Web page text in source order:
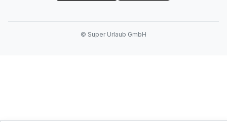
© Super Urlaub GmbH